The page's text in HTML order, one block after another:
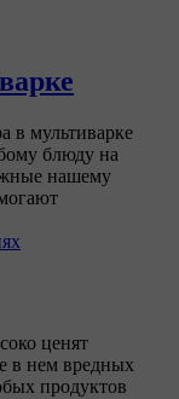
в мультиварке
блюду на
нашему
ценят
в нем вредных
продуктов